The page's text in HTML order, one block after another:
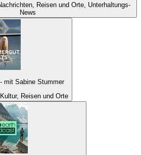
Reisen und Orte, Unterhaltungs-
News
mit Sabine Stummer
Reisen und Orte